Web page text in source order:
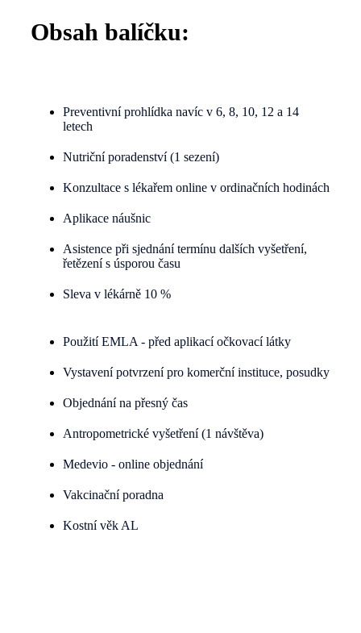
Obsah balíčku:
Preventivní prohlídka navíc v 6, 8, 10, 12 a 14
letech
Nutriční poradenství (1 sezení)
Konzultace s lékařem online v ordinačních hodinách
Aplikace náušnic
Asistence při sjednání termínu dalších vyšetření,
řetězení s úsporou času
Sleva v lékárně 10 %
Použití EMLA - před aplikací očkovací látky
Vystavení potvrzení pro komerční instituce, posudky
Objednání na přesný čas
Antropometrické vyšetření (1 návštěva)
Medevio - online objednání
Vakcinační poradna
Kostní věk AL